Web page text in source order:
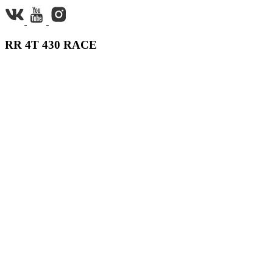
RR 4T 430 RACE